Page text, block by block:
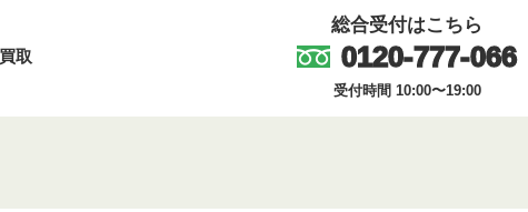
取
総合受付はこちら
0120-777-066
受付時間 10:00〜19:00